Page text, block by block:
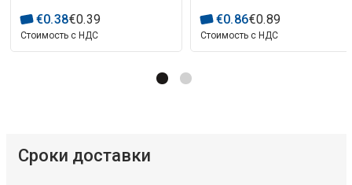
€0.38€0.39
Стоимость с НДС
€0.86€0.89
Стоимость с НДС
Сроки доставки